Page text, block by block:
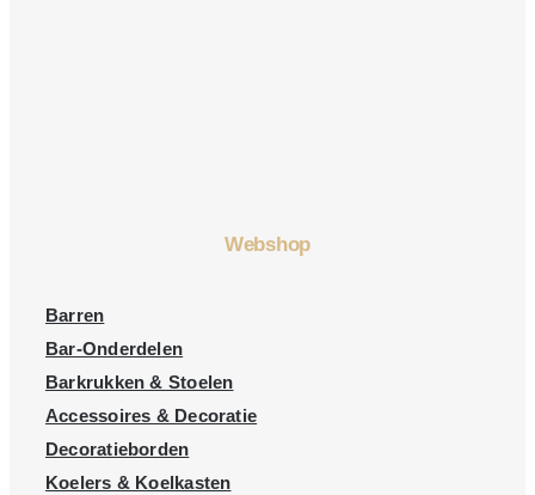
Webshop
Barren
Bar-Onderdelen
Barkrukken & Stoelen
Accessoires & Decoratie
Decoratieborden
Koelers & Koelkasten